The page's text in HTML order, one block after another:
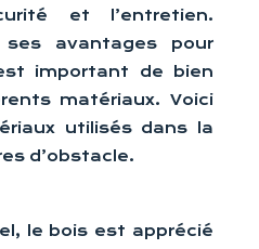
et l’entretien.
avantages pour
important de bien
matériaux. Voici
utilisés dans la
d’obstacle.
le bois est apprécié